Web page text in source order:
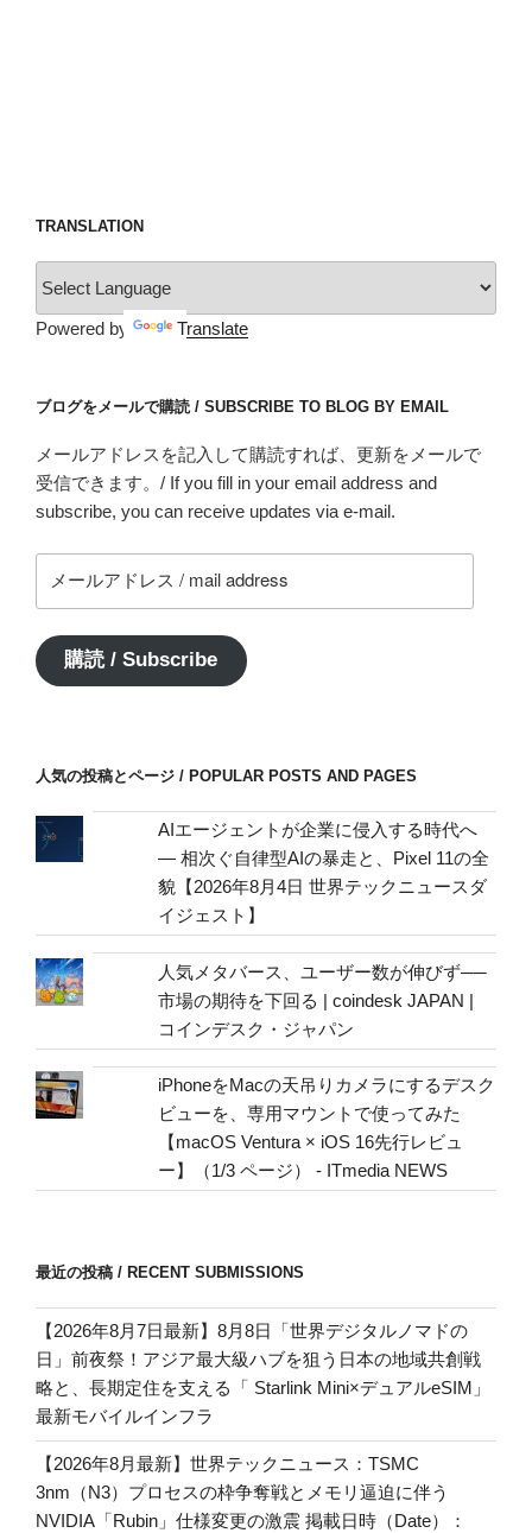
TRANSLATION
Powered by Translate
ブログをメールで購読 / SUBSCRIBE TO BLOG BY EMAIL
メールアドレスを記入して購読すれば、更新をメールで
受信できます。/ If you fill in your email address and
subscribe, you can receive updates via e-mail.
ー
ア
ド
address
購読 / Subscribe
人気の投稿とページ / POPULAR POSTS AND PAGES
AIエージェントが企業に侵入する時代へ
— 相次ぐ自律型AIの暴走と、Pixel 11の全
貌【2026年8月4日 世界テックニュースダ
イジェスト】
人気メタバース、ユーザー数が伸びず──
市場の期待を下回る | coindesk JAPAN |
コインデスク・ジャパン
iPhoneをMacの天吊りカメラにするデスク
ビューを、専用マウントで使ってみた
【macOS Ventura × iOS 16先行レビュ
ー】（1/3 ページ） - ITmedia NEWS
最近の投稿 / RECENT SUBMISSIONS
【2026年8月7日最新】8月8日「世界デジタルノマドの
日」前夜祭！アジア最大級ハブを狙う日本の地域共創戦
略と、長期定住を支える「 Starlink Mini×デュアルeSIM」
最新モバイルインフラ
【2026年8月最新】世界テックニュース：TSMC
3nm（N3）プロセスの枠争奪戦とメモリ逼迫に伴う
NVIDIA「Rubin」仕様変更の激震 掲載日時（Date）：